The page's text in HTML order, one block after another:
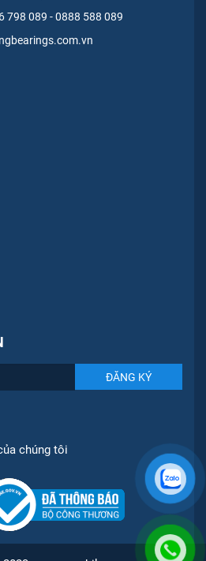
798 089 -0888 588 089
chúng tôi